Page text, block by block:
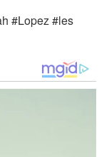
#Lopez #les